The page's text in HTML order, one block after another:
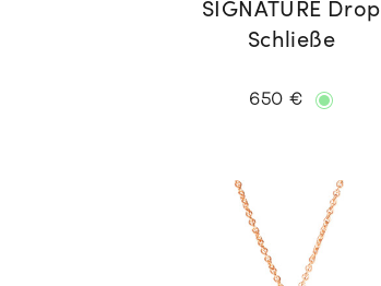
SIGNATURE Drop
Schließe
650 €